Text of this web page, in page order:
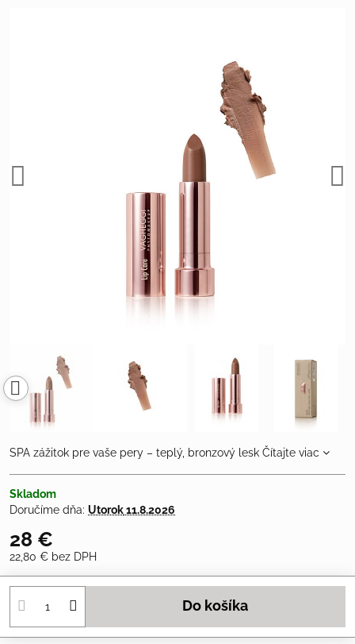
SPA zážitok pre vaše pery – teplý, bronzový lesk Čítajte viac
Skladom
Doručíme dňa: Utorok11.8.2026
28 €
22,80 € bez DPH
Do košíka